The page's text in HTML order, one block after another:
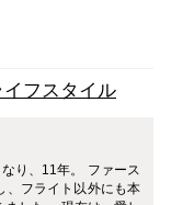
イフスタイル
り、11年。 ファース
、フライト以外にも本